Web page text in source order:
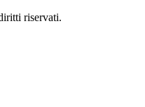
riservati.